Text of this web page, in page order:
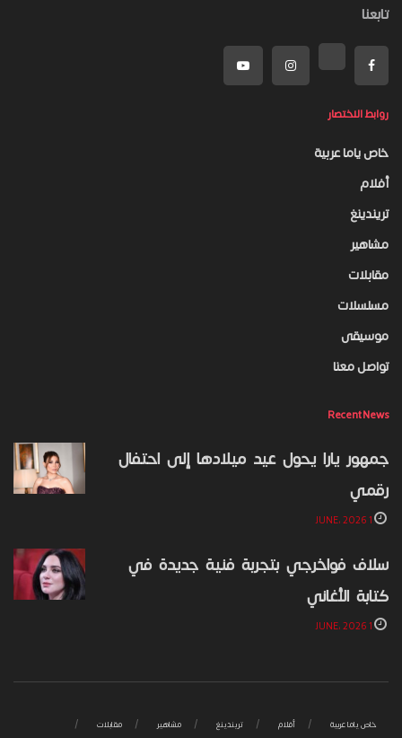
تابعنا
روابط الاختصار
خاص ياما عربية
أفلام
تريندينغ
مشاهير
مقابلات
مسلسلات
موسيقى
تواصل معنا
Recent News
جمهور يارا يحول عيد ميلادها إلى احتفال
رقمي
سلاف فواخرجي بتجربة فنية جديدة في
كتابة الأغاني
خاص ياما عربية أفلام تريندينغ مشاهير
مقابلات